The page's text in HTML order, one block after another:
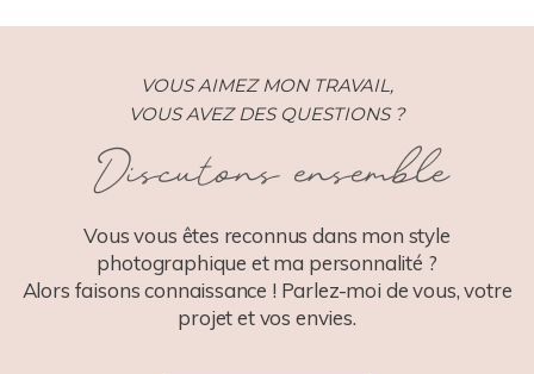
POST COMMENT
VOUS AIMEZ MON TRAVAIL,
VOUS AVEZ DES QUESTIONS ?
Discutons ensemble
Vous vous êtes reconnus dans mon style
photographique et ma personnalité ?
Alors faisons connaissance ! Parlez-moi de vous, votre
projet et vos envies.